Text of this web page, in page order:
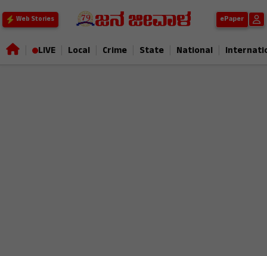
Web Stories ePaper
LIVE Local Crime State National